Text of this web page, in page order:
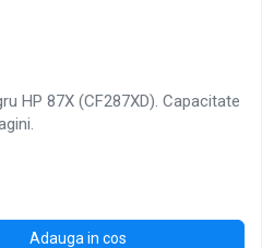
HP 87X (CF287XD). Capacitate
Adauga in cos